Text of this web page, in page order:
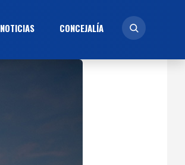
NOTICIAS CONCEJALÍ­A